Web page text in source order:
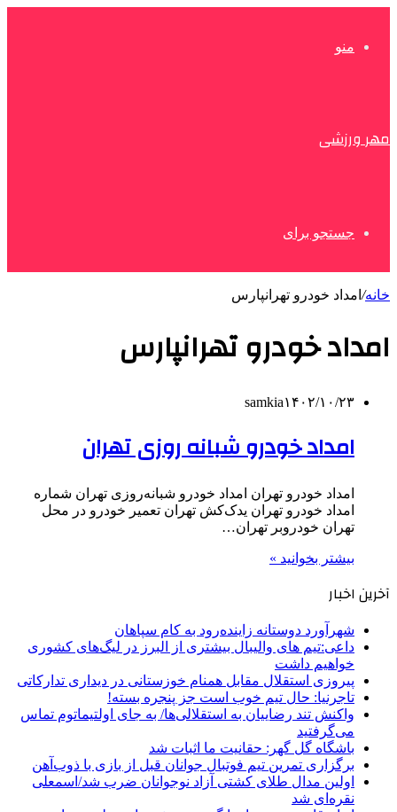
منو
مهر ورزشی
جستجو برای
خانه/ امداد خودرو تهرانپارس
امداد خودرو تهرانپارس
samkia۱۴۰۲/۱۰/۲۳
امداد خودرو شبانه روزی تهران
امداد خودرو تهران امداد خودرو شبانه‌روزی تهران شماره
امداد خودرو تهران یدک‌کش تهران تعمیر خودرو در محل
تهران خودروبر تهران…
بیشتر بخوانید »
آخرین اخبار
شهرآورد دوستانه زاینده‌رود به کام سپاهان
داعی:تیم های والیبال بیشتری از البرز در لیگ‌های کشوری
خواهیم داشت
پیروزی استقلال مقابل همنام خوزستانی در دیداری تدارکاتی
تاجرنیا: حال تیم خوب است جز پنجره بسته!
واکنش تند رضاییان به استقلالی‌ها/ به جای اولتیماتوم تماس
می‌گرفتید
باشگاه گل گهر: حقانیت ما اثبات شد
برگزاری تمرین تیم فوتبال جوانان قبل از بازی با ذوب‌آهن
اولین مدال طلای کشتی آزاد نوجوانان ضرب شد/اسمعلی
نقره‌ای شد